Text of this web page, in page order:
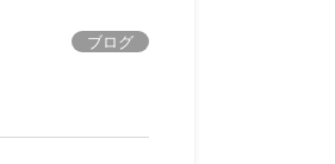
ブログ